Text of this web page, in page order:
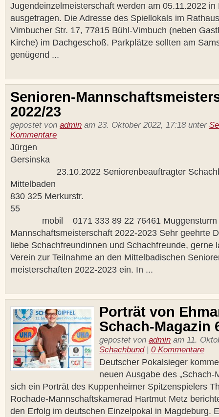
Jugendeinzelmeisterschaft werden am 05.11.2022 in
ausgetragen. Die Adresse des Spiellokals im
Vimbucher Str. 17, 77815 Bühl-Vimbuch (neben
Kirche) im Dachgeschoß. Parkplätze sollten am
genügend ...
Senioren-
2022/23
gepostet von admin am 23. Oktober 2022, 17:18 unter
Kommentare
Jürgen
23.10.2022 Seniorenbeauftragter
Mittelbaden
830 325 Merkurstr.
mobil 0171 333 89 22 76461 Muggensturm
Mannschaftsmeisterschaft 2022-2023 Sehr geehrte
liebe Schachfreundinnen und Schachfreunde, gerne
Verein zur Teilnahme an den Mittelbadischen
meisterschaften 2022-2023 ein. In ...
Porträt von
Schach-Magazin
gepostet von admin am 11.
Schachbund| 0 Kommentare
Deutscher Pokalsieger
neuen Ausgabe des „Schach-
sich ein Porträt des Kuppenheimer Spitzenspielers
Rochade-Mannschaftskamerad Hartmut Metz
den Erfolg im deutschen Einzelpokal in Magdeburg.